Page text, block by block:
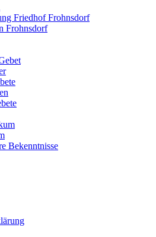
Friedhof Frohnsdorf
Frohnsdorf
Bekenntnisse